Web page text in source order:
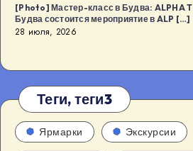
[Photo] Мастер-класс в Будва: ALPHA
Будва состоится мероприятие в ALP […]
28 июля, 2026
Теги, теги3
Ярмарки Экскурсии